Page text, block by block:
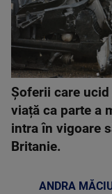
Șoferii care
viață ca parte a
intra în vigoare
Britanie.
ANDRA